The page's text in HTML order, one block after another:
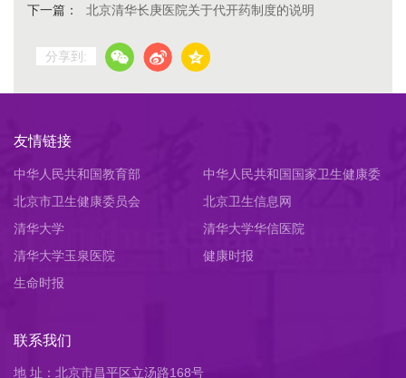
下一篇： 北京清华长庚医院关于代开药制度的说明
分享到:
友情链接
中华人民共和国教育部
中华人民共和国国家卫生健康委
员会
北京市卫生健康委员会
北京卫生信息网
清华大学
清华大学华信医院
清华大学玉泉医院
健康时报
生命时报
联系我们
地 址：北京市昌平区立汤路168号